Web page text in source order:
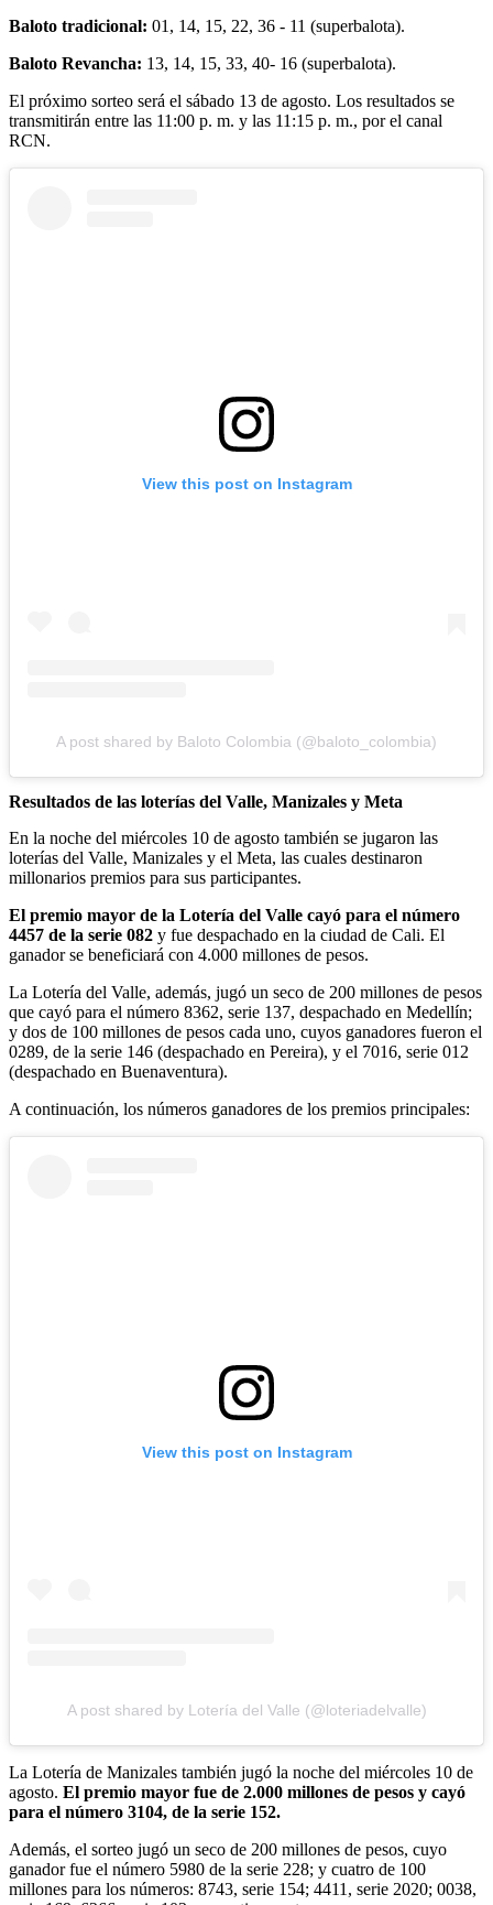
Baloto tradicional: 01, 14, 15, 22, 36 - 11 (superbalota).
Baloto Revancha: 13, 14, 15, 33, 40- 16 (superbalota).
El próximo sorteo será el sábado 13 de agosto. Los resultados se
transmitirán entre las 11:00 p. m. y las 11:15 p. m., por el canal
RCN.
View this post on Instagram
A post shared by Baloto Colombia (@baloto_colombia)
Resultados de las loterías del Valle, Manizales y Meta
En la noche del miércoles 10 de agosto también se jugaron las
loterías del Valle, Manizales y el Meta, las cuales destinaron
millonarios premios para sus participantes.
El premio mayor de la Lotería del Valle cayó para el número
4457 de la serie 082 y fue despachado en la ciudad de Cali. El
ganador se beneficiará con 4.000 millones de pesos.
La Lotería del Valle, además, jugó un seco de 200 millones de pesos
que cayó para el número 8362, serie 137, despachado en Medellín;
y dos de 100 millones de pesos cada uno, cuyos ganadores fueron el
0289, de la serie 146 (despachado en Pereira), y el 7016, serie 012
(despachado en Buenaventura).
A continuación, los números ganadores de los premios principales:
View this post on Instagram
A post shared by Lotería del Valle (@loteriadelvalle)
La Lotería de Manizales también jugó la noche del miércoles 10 de
agosto. El premio mayor fue de 2.000 millones de pesos y cayó
para el número 3104, de la serie 152.
Además, el sorteo jugó un seco de 200 millones de pesos, cuyo
ganador fue el número 5980 de la serie 228; y cuatro de 100
millones para los números: 8743, serie 154; 4411, serie 2020; 0038,